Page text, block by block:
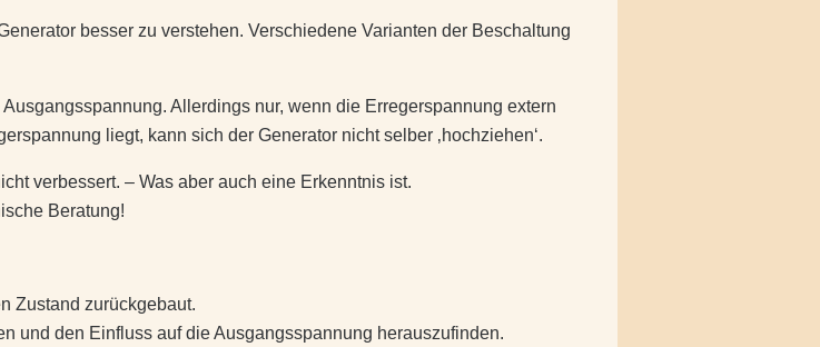
besser zu verstehen. Verschiedene Varianten der Beschaltung
. Allerdings nur, wenn die Erregerspannung extern
liegt, kann sich der Generator nicht selber ‚hochziehen‘.
verbessert. – Was aber auch eine Erkenntnis ist.
Beratung!
Zustand zurückgebaut.
und den Einfluss auf die Ausgangsspannung herauszufinden.